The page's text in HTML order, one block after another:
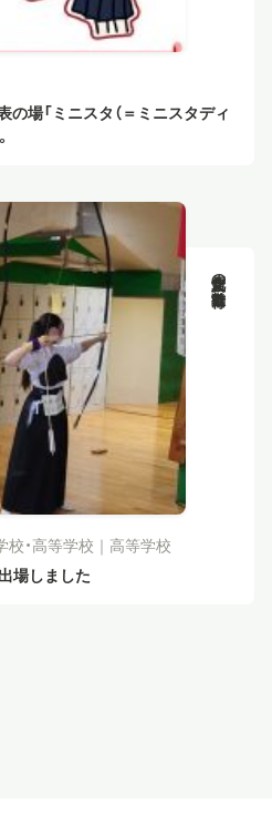
の場「ミニスタ（＝ミニスタディ
新渡戸文化の教育活動
校・高等学校 ｜ 高等学校
場しました